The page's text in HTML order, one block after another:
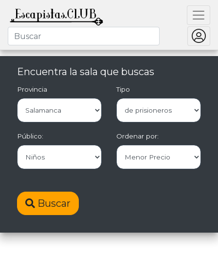
Encuentra la sala que buscas
Provincia Tipo
Público: Ordenar por:
Buscar